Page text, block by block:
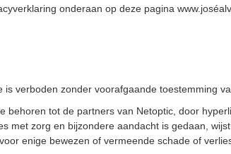
onderaan op deze pagina
verboden zonder voorafgaande toestemming
behoren tot de partners van Netoptic, door
met zorg en bijzondere aandacht is gedaan,
enige bewezen of vermeende schade of